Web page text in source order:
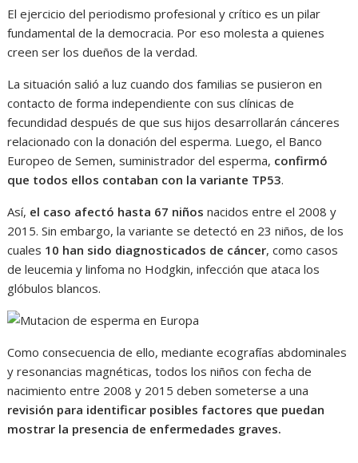
El ejercicio del periodismo profesional y crítico es un pilar
fundamental de la democracia. Por eso molesta a quienes
creen ser los dueños de la verdad.
La situación salió a luz cuando dos familias se pusieron en
contacto de forma independiente con sus clínicas de
fecundidad después de que sus hijos desarrollarán cánceres
relacionado con la donación del esperma. Luego, el Banco
Europeo de Semen, suministrador del esperma, confirmó
que todos ellos contaban con la variante TP53.
Así, el caso afectó hasta 67 niños nacidos entre el 2008 y
2015. Sin embargo, la variante se detectó en 23 niños, de los
cuales 10 han sido diagnosticados de cáncer, como casos
de leucemia y linfoma no Hodgkin, infección que ataca los
glóbulos blancos.
Como consecuencia de ello, mediante ecografías abdominales
y resonancias magnéticas, todos los niños con fecha de
nacimiento entre 2008 y 2015 deben someterse a una
revisión para identificar posibles factores que puedan
mostrar la presencia de enfermedades graves.